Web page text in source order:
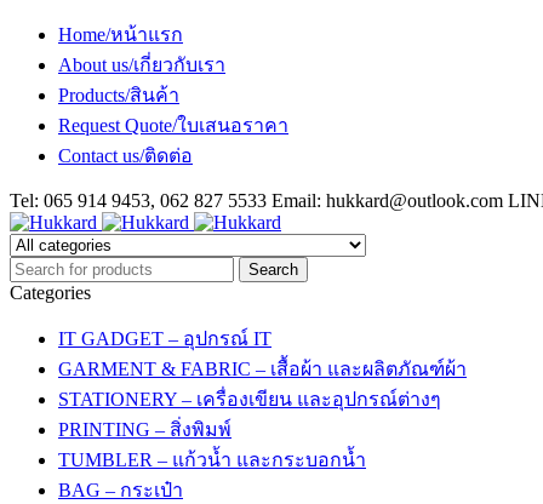
Home/หน้าแรก
About us/เกี่ยวกับเรา
Products/สินค้า
Request Quote/ใบเสนอราคา
Contact us/ติดต่อ
Tel: 065 914 9453, 062 827 5533 Email: hukkard@outlook.com
Categories
IT GADGET – อุปกรณ์ IT
GARMENT & FABRIC – เสื้อผ้า และผลิตภัณฑ์ผ้า
STATIONERY – เครื่องเขียน และอุปกรณ์ต่างๆ
PRINTING – สิ่งพิมพ์
TUMBLER – แก้วน้ำ และกระบอกน้ำ
BAG – กระเป๋า